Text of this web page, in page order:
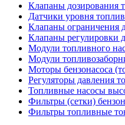
Клапаны дозирования
Датчики уровня
Клапаны ограничения
Клапаны регулировки
Модули топливного
Модули
Моторы бензонасоса
Регуляторы давления
Топливные насосы
Фильтры (сетки)
Фильтры топливные